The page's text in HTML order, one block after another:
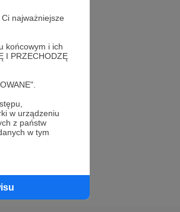
najważniejsze
końcowym i ich
I PRZECHODZĘ
w urządzeniu
z państw
w tym